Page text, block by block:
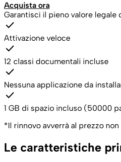
Acquista ora
Garantisci il pieno valore
check
Attivazione veloce
check
12 classi documentali incluse
check
Nessuna applicazione da
check
1 GB di spazio incluso (50000
*Il rinnovo avverrà al prezzo
Le caratteristiche